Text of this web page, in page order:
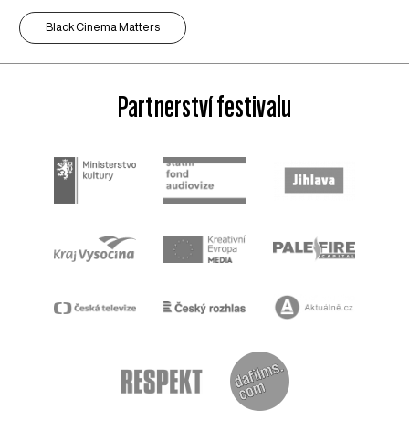
Black Cinema Matters
Partnerství festivalu